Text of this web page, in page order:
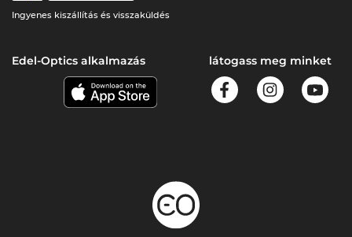
Ingyenes kiszállítás és visszaküldés
Edel-Optics alkalmazás látogass meg minket